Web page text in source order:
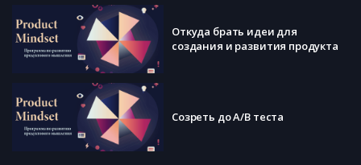
Откуда брать идеи для
создания и развития продукта
Созреть до A/B теста